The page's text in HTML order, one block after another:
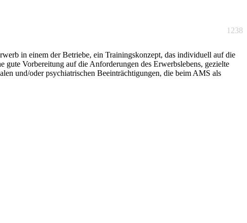
1238
in einem der Betriebe, ein Trainingskonzept, das individuell auf die
Vorbereitung auf die Anforderungen des Erwerbslebens, gezielte
und/oder psychiatrischen Beeinträchtigungen, die beim AMS als